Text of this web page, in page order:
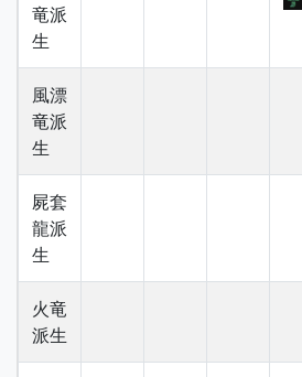
竜派
生
風漂
竜派
生
屍套
龍派
生
火竜
派生